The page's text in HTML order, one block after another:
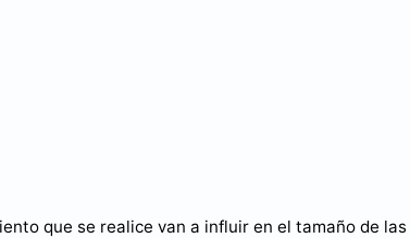
que se realice van a influir en el tamaño de las